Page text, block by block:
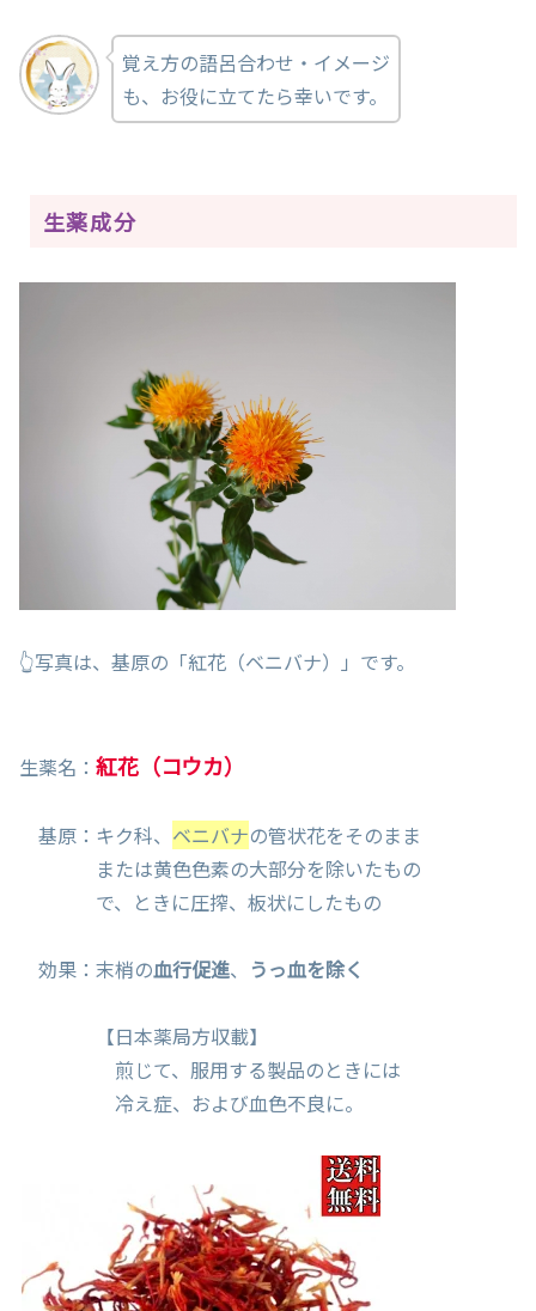
覚え方の語呂合わせ・イメージ
も、お役に立てたら幸いです。
生薬成分
👆写真は、基原の「紅花（ベニバナ）」です。
生薬名： 紅花（コウカ）
基原：キク科、 ベニバナの管状花をそのまま
または黄色色素の大部分を除いたもの
で、ときに圧搾、板状にしたもの
効果：末梢の血行促進、 うっ血を除く
【日本薬局方収載】
煎じて、服用する製品のときには
冷え症、および血色不良に。